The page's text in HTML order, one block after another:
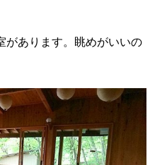
があります。眺めがいいの